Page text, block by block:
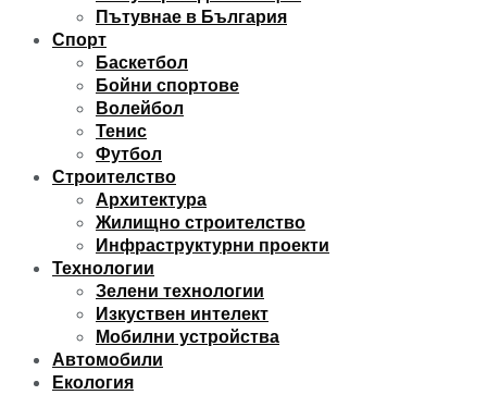
Пътувнае в България
Спорт
Баскетбол
Бойни спортове
Волейбол
Тенис
Футбол
Строителство
Архитектура
Жилищно строителство
Инфраструктурни проекти
Технологии
Зелени технологии
Изкуствен интелект
Мобилни устройства
Автомобили
Екология